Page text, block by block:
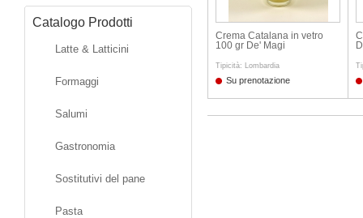
Catalogo Prodotti
Latte & Latticini
Formaggi
Salumi
Gastronomia
Sostitutivi del pane
Pasta
Crema Catalana in vetro
100 gr De' Magi
Tipicità: Lombardia
Su prenotazione